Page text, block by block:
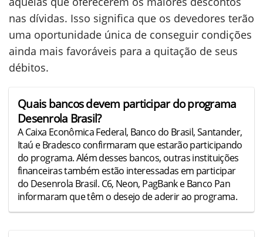
nas dívidas. Isso significa que os devedores terão
uma oportunidade única de conseguir condições
ainda mais favoráveis para a quitação de seus
débitos.
Quais bancos devem participar do programa
Desenrola Brasil?
A Caixa Econômica Federal, Banco do Brasil, Santander,
Itaú e Bradesco confirmaram que estarão participando
do programa. Além desses bancos, outras instituições
financeiras também estão interessadas em participar
do Desenrola Brasil. C6, Neon, PagBank e Banco Pan
informaram que têm o desejo de aderir ao programa.